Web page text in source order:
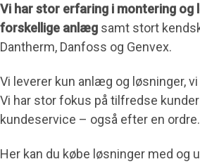
Vi har stor erfaring i montering og
forskellige anlæg samt stort
Dantherm, Danfoss og Genvex.
Vi leverer kun anlæg og løsninger,
Vi har stor fokus på tilfredse
kundeservice – også efter en ordre.
Her kan du købe løsninger med og